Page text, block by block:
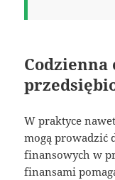
W praktyce
mogą prowadzić
finansowych w
finansami